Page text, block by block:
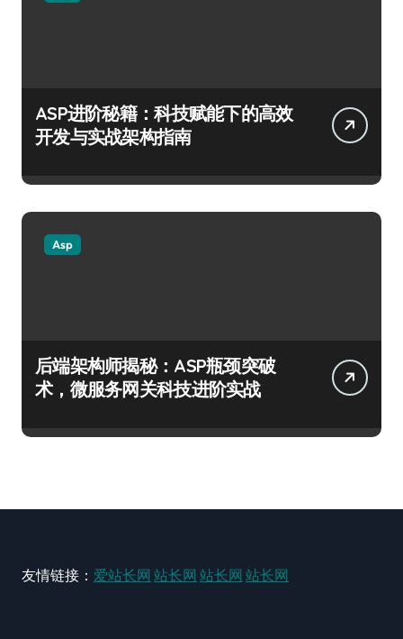
ASP进阶秘籍：科技赋能下的高效
开发与实战架构指南
Asp
后端架构师揭秘：ASP瓶颈突破
术，微服务网关科技进阶实战
友情链接： 爱站长网 站长网 站长网 站长网